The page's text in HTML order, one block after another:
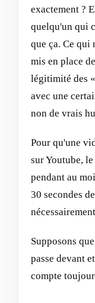
exactement ?
quelqu'un qui
que ça. Ce qui
mis en place
légitimité des
avec une
non de vrais
Pour qu'une
sur Youtube,
pendant au
30 secondes
Supposons
passe devant
compte